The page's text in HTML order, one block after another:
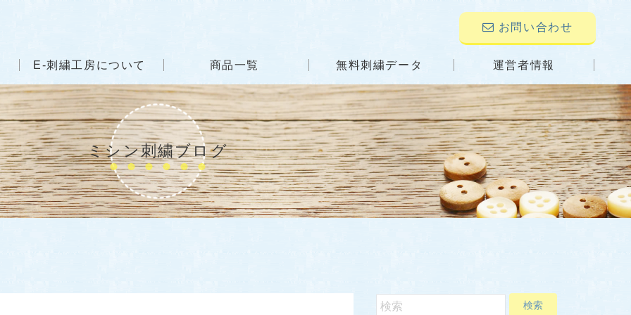
お問い合わせ
E-刺繍工房について 商品一覧 無料刺繍データ 運営者情報
ミシン刺繍ブログ